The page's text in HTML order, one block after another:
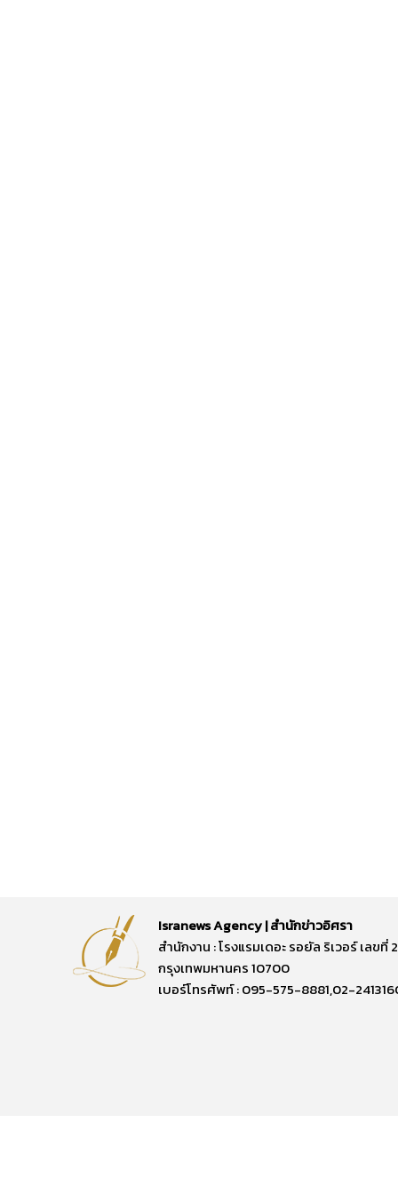
Isranews Agency | สำนักข่าวอิศรา
สำนักงาน : โรงแรมเดอะ รอยัล ริเวอร์ เล
กรุงเทพมหานคร 10700
เบอร์โทรศัพท์ : 095-575-8881,02-